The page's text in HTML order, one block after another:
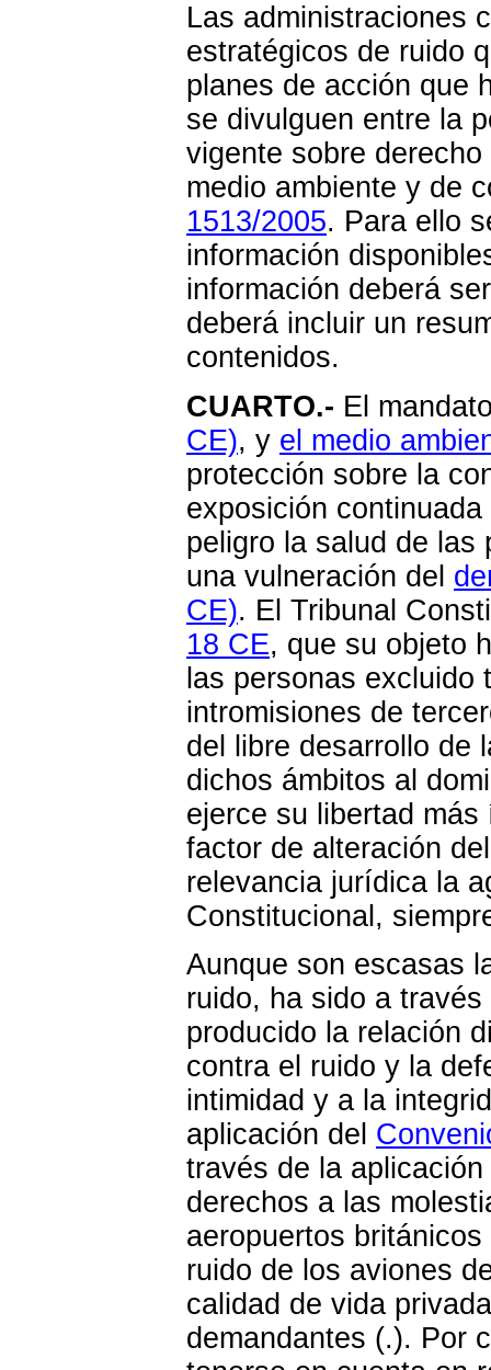
Las administraciones
estratégicos de ruido
planes de acción que
se divulguen entre la
vigente sobre
medio ambiente y de
1513/2005. Para ello
información
información deberá
deberá incluir un
contenidos.
CUARTO.- El
CE), y el medio
protección sobre la
exposición
peligro la salud de las
una vulneración del
CE). El Tribunal
18 CE, que su objeto
las personas
intromisiones de
del libre desarrollo de
dichos ámbitos al
ejerce su libertad
factor de alteración
relevancia jurídica la
Constitucional,
Aunque son escasas
ruido, ha sido a
producido la relación
contra el ruido y la
intimidad y a la
aplicación del
través de la
derechos a las
aeropuertos británicos
ruido de los aviones
calidad de vida
demandantes (.). Por